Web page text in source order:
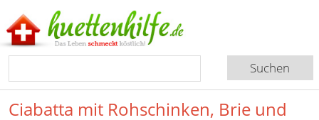
Ciabatta mit Rohschinken, Brie und